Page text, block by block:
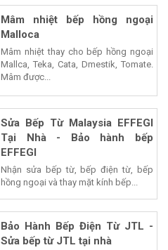
Mâm nhiệt bếp hồng ngoại
Malloca
Mâm nhiệt thay cho bếp hồng ngoại
Mallca, Teka, Cata, Dmestik, Tomate.
Mâm được...
Sửa Bếp Từ Malaysia EFFEGI
Tại Nhà - Bảo hành bếp
EFFEGI
Nhận sửa bếp từ, bếp điện từ, bếp
hồng ngoại và thay mặt kính bếp...
Bảo Hành Bếp Điện Từ JTL -
Sửa bếp từ JTL tại nhà